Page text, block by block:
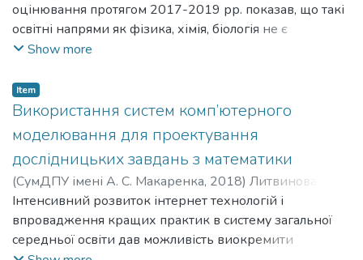
оцінювання протягом 2017-2019 рр. показав, що такі
освітні напрями як фізика, хімія, біологія не є
популярними серед випускників закладів загальної
шляхом активізації освітньої діяльності учнів, зокрема
на засадах комп’ютерного моделювання.
ресурсів потребує здійснення кроку до впровадження
білінгвального підходу в навчанні природничо-
математичних предметів.
Матеріали і методи. У процесі дослідження
використовувалися методи аналізу педагогічної,
методичної літератури і дисертаційних досліджень;
Show more
Item
Використання систем комп’ютерного
моделювання для проектування
дослідницьких завдань з математики
(СумДПУ імені А. С. Макаренка, 2018) Литвинова
Світлана Григорівна;Lytvynova Svitlana Hryhorivna
Інтенсивний розвиток інтернет технологій і
впровадження кращих практик в систему загальної
середньої освіти дав можливість виокремити